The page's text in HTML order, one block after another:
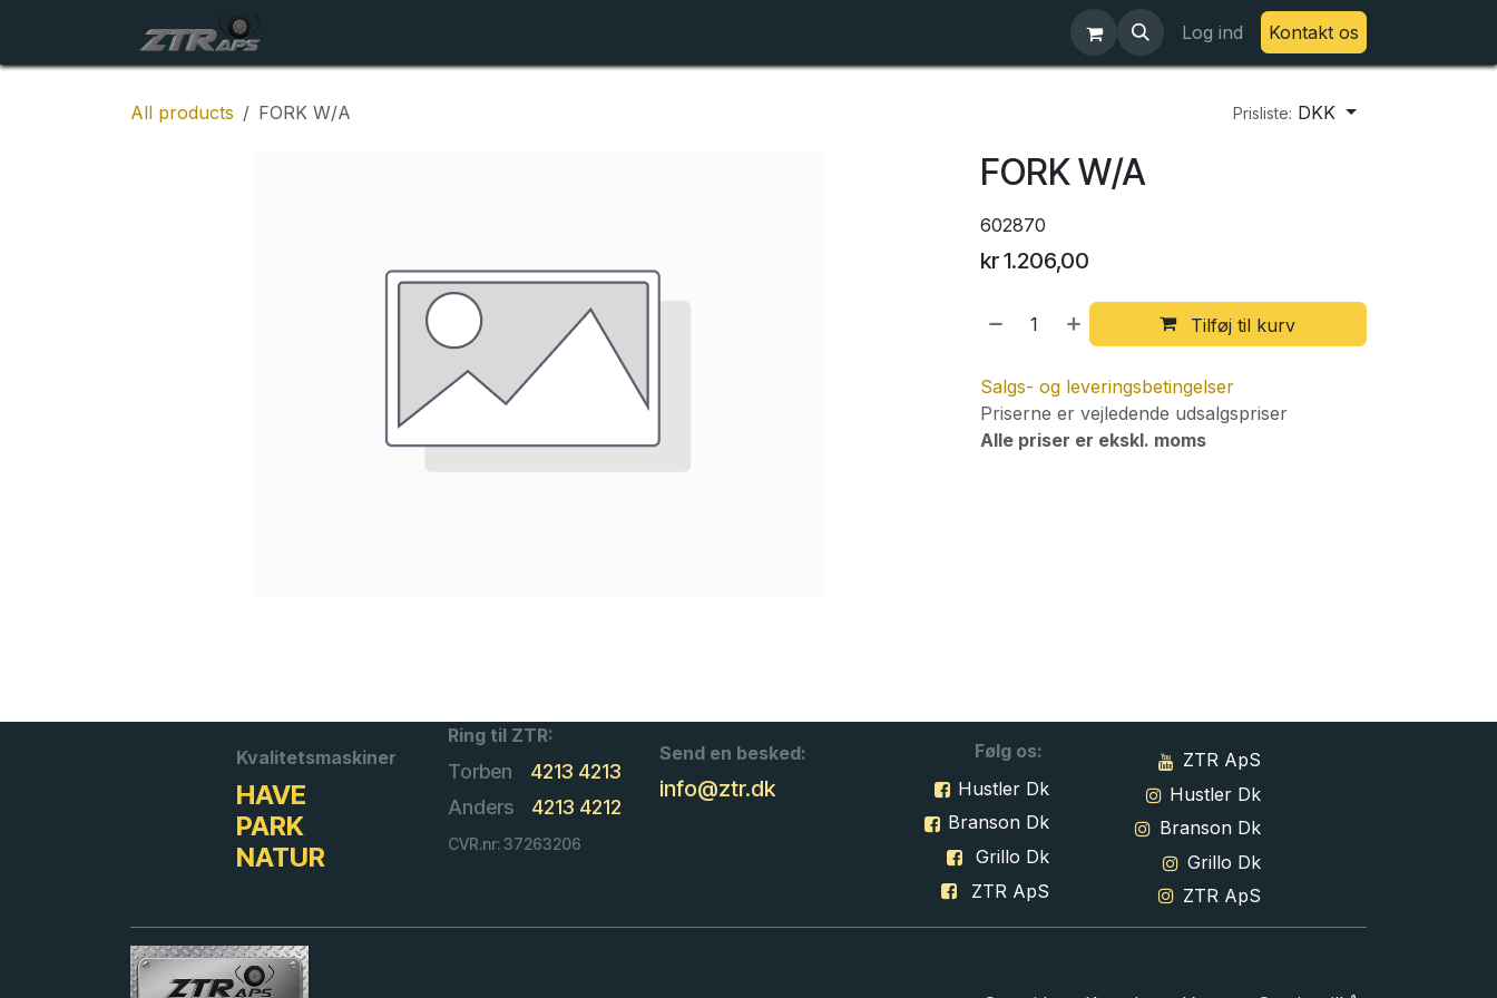
Log ind Kontakt os
All products FORK W/A Prisliste: DKK
FORK W/A
602870
kr1.206,00
Tilføj til kurv
Salgs- og leveringsbetingelser
Priserne er vejledende udsalgspriser
Alle priser er ekskl. moms
Kvalitetsmaskiner
HAVE
PARK
NATUR
Ring til ZTR:
Torben
4213 4213
Anders
4213 4212
CVR.nr: 37263206
Send en besked:
info@ztr.dk
Følg os:
Hustler Dk
Branson Dk
Grillo Dk
ZTR ApS
ZTR ApS
Hustler Dk
Branson Dk
Grillo Dk
ZTR ApS